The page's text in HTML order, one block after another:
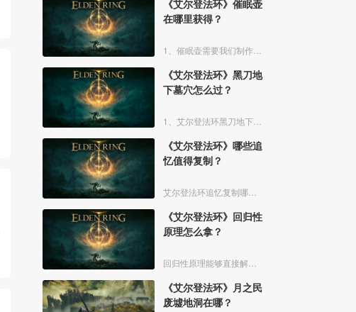
《艾尔登法环》催眠壶
在哪里获得？
《艾尔登法环》黑刀地
下墓穴怎么过？
《艾尔登法环》哪些追
忆值得复制？
《艾尔登法环》回归性
原理怎么拿？
《艾尔登法环》月之民
废墟地洞在哪？